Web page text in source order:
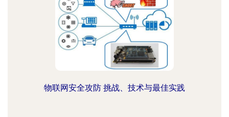
物联网安全攻防 挑战、技术与最佳实践